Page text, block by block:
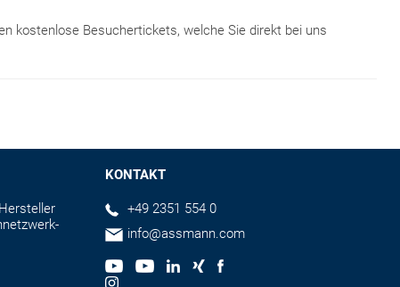
kostenlose Besuchertickets, welche Sie direkt bei uns
KONTAKT
+49 2351 554 0
info@assmann.com